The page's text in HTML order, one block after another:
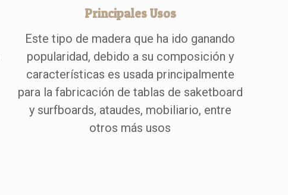
Principales Usos
Este tipo de madera que ha ido ganando
popularidad, debido a su composición y
características es usada principalmente
para la fabricación de tablas de saketboard
y surfboards, ataudes, mobiliario, entre
otros más usos